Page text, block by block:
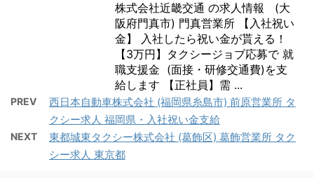
株式会社近畿交通 の求人情報 (大
阪府門真市) 門真営業所 【入社祝い
金】 入社したら祝い金が貰える！
【3万円】タクシージョブ応募で 就
職支援金 (面接・研修交通費)を支
給します 【正社員】需 ...
PREV
西日本自動車株式会社 (福岡県糸島市) 前原営業所 タ
クシー求人 福岡県・入社祝い金支給
NEXT
東都城東タクシー株式会社 (葛飾区) 葛飾営業所 タク
シー求人 東京都